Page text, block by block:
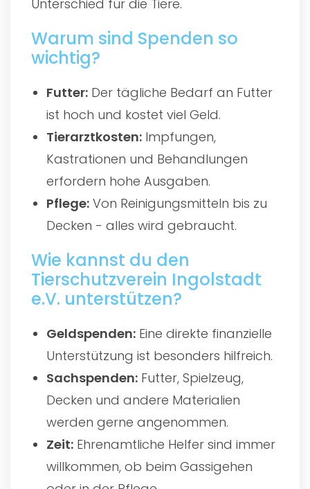
Unterschied für die Tiere.
Warum sind Spenden so
wichtig?
Futter: Der tägliche Bedarf an Futter
ist hoch und kostet viel Geld.
Tierarztkosten: Impfungen,
Kastrationen und Behandlungen
erfordern hohe Ausgaben.
Pflege: Von Reinigungsmitteln bis zu
Decken - alles wird gebraucht.
Wie kannst du den
Tierschutzverein Ingolstadt
e.V. unterstützen?
Geldspenden: Eine direkte finanzielle
Unterstützung ist besonders hilfreich.
Sachspenden: Futter, Spielzeug,
Decken und andere Materialien
werden gerne angenommen.
Zeit: Ehrenamtliche Helfer sind immer
willkommen, ob beim Gassigehen